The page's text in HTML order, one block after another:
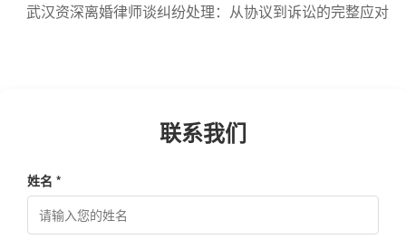
南2026版
武汉资深离婚律师谈纠纷处理：从协议到诉讼的完整应对
联系我们
姓名 *